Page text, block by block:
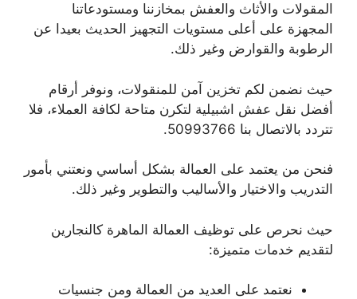
المقولات والأثاث والعفش بمخازننا ومستودعاتنا
المجهزة على أعلى مستويات التجهيز الحديث بعيدا عن
الرطوبة والقوارض وغير ذلك.
حيث نضمن لكم تخزين آمن للمنقولات، ونوفر أرقام
أفضل نقل عفش اشبيلية لتكرن متاحة لكافة العملاء، فلا
تتردد بالاتصال بنا 50993766.
فنحن من يعتمد على العمالة بشكل أساسي ونعتني بأمور
التدريب والاختيار والأساليب والتطوير وغير ذلك.
حيث نحرص على توظيف العمالة الماهرة كالنجارين
لتقديم خدمات متميزة:
نعتمد على العديد من العمالة ومن جنسيات